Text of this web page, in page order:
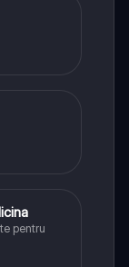
pentru